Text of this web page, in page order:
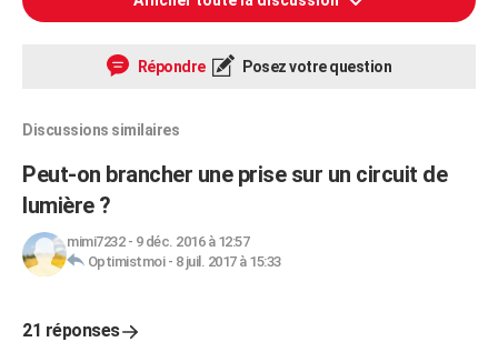
Répondre Posez votre question
Discussions similaires
Peut-on brancher une prise sur un circuit de
lumière ?
mimi7232- 9 déc. 2016 à 12:57
Optimistmoi- 8 juil. 2017 à 15:33
21 réponses